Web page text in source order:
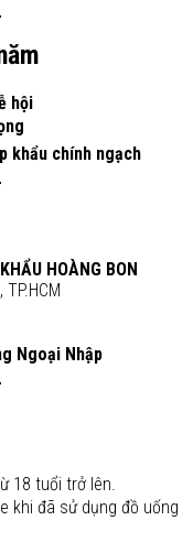
hội
khẩu chính ngạch
HOÀNG BON
Ngoại Nhập
18 tuổi trở lên.
khi đã sử dụng đồ uống